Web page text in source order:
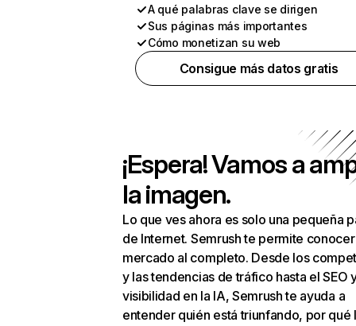
A qué palabras clave se dirigen
Sus páginas más importantes
Cómo monetizan su web
Consigue más datos gratis
¡Espera! Vamos a
la imagen.
Lo que ves ahora es solo una pequeña
de Internet. Semrush te permite
mercado al completo. Desde los
y las tendencias de tráfico hasta el SEO
visibilidad en la IA, Semrush te ayuda a
entender quién está triunfando, por qué